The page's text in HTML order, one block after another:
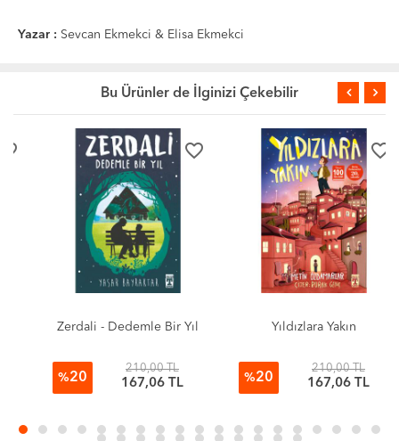
Yazar : Sevcan Ekmekci & Elisa Ekmekci
Bu Ürünler de İlginizi Çekebilir
favorite_border
Zerdali - Dedemle Bir Yıl
20
210,00 TL
167,06 TL
favorite_border
Yıldızlara Yakın
20
210,00 TL
167,06 TL